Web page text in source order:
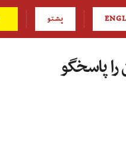
پشتو
را پاسخگو